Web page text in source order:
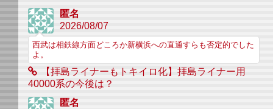
匿名
2026/08/07
西武は相鉄線方面どころか新横浜への直通すらも否定的でした
よ。
【拝島ライナーもトキイロ化】拝島ライナー用
40000系の今後は？
匿名